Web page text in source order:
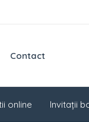
Contact
online Invitații